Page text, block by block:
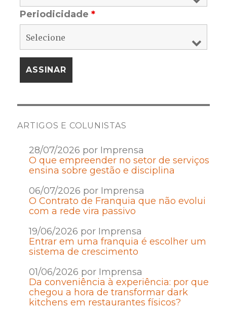
Periodicidade*
ARTIGOS E COLUNISTAS
28/07/2026 por Imprensa
O que empreender no setor de serviços
ensina sobre gestão e disciplina
06/07/2026 por Imprensa
O Contrato de Franquia que não evolui
com a rede vira passivo
19/06/2026 por Imprensa
Entrar em uma franquia é escolher um
sistema de crescimento
01/06/2026 por Imprensa
Da conveniência à experiência: por que
chegou a hora de transformar dark
kitchens em restaurantes físicos?